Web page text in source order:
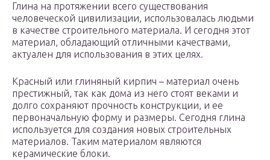
Глина на протяжении всего существования
человеческой цивилизации, использовалась людьми
в качестве строительного материала. И сегодня этот
материал, обладающий отличными качествами,
актуален для использования в этих целях.
Красный или глиняный кирпич – материал очень
престижный, так как дома из него стоят веками и
долго сохраняют прочность конструкции, и ее
первоначальную форму и размеры. Сегодня глина
используется для создания новых строительных
материалов. Таким материалом являются
керамические блоки.